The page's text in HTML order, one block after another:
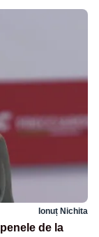
Ionuț Nichita
de la